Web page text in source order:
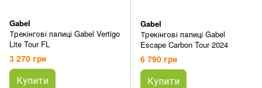
Gabel
Трекінгові палиці Gabel Vertigo
Lite Tour FL
3 270 грн
Купити
Gabel
Трекінгові палиці Gabel
Escape Carbon Tour 2024
6 790 грн
Купити